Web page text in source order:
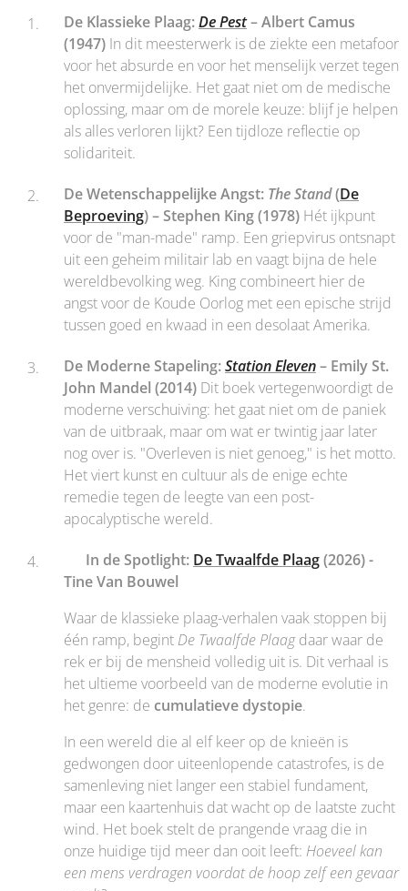
De Klassieke Plaag:De Pest– Albert Camus
(1947) In dit meesterwerk is de ziekte een metafoor
voor het absurde en voor het menselijk verzet tegen
het onvermijdelijke. Het gaat niet om de medische
oplossing, maar om de morele keuze: blijf je helpen
als alles verloren lijkt? Een tijdloze reflectie op
solidariteit.
De Wetenschappelijke Angst: The Stand(De
Beproeving) – Stephen King (1978) Hét ijkpunt
voor de "man-made" ramp. Een griepvirus ontsnapt
uit een geheim militair lab en vaagt bijna de hele
wereldbevolking weg. King combineert hier de
angst voor de Koude Oorlog met een epische strijd
tussen goed en kwaad in een desolaat Amerika.
De Moderne Stapeling:Station Eleven– Emily St.
John Mandel (2014) Dit boek vertegenwoordigt de
moderne verschuiving: het gaat niet om de paniek
van de uitbraak, maar om wat er twintig jaar later
nog over is. "Overleven is niet genoeg," is het motto.
Het viert kunst en cultuur als de enige echte
remedie tegen de leegte van een post-
apocalyptische wereld.
🔦 In de Spotlight: De Twaalfde Plaag(2026) -
Tine Van Bouwel
Waar de klassieke plaag-verhalen vaak stoppen bij
één ramp, begint De Twaalfde Plaagdaar waar de
rek er bij de mensheid volledig uit is. Dit verhaal is
het ultieme voorbeeld van de moderne evolutie in
het genre: de cumulatieve dystopie.
In een wereld die al elf keer op de knieën is
gedwongen door uiteenlopende catastrofes, is de
samenleving niet langer een stabiel fundament,
maar een kaartenhuis dat wacht op de laatste zucht
wind. Het boek stelt de prangende vraag die in
onze huidige tijd meer dan ooit leeft: Hoeveel kan
een mens verdragen voordat de hoop zelf een gevaar